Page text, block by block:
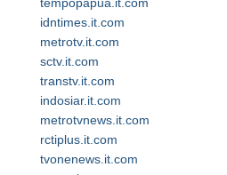
idntimes.it.com
metrotv.it.com
sctv.it.com
transtv.it.com
indosiar.it.com
metrotvnews.it.com
rctiplus.it.com
tvonenews.it.com